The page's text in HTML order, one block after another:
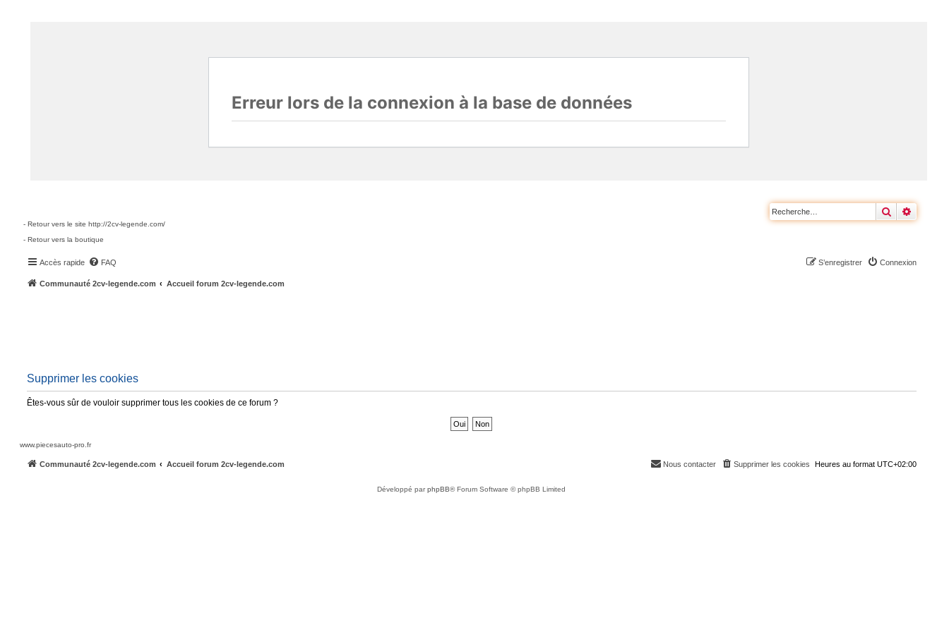
Rechercher
- Retour vers le site http://2cv-legende.com/
- Retour vers la boutique
Accès rapide FAQ Connexion
S’enregistrer
Communauté 2cv-legende.com Accueil forum 2cv-legende.com
Supprimer les cookies
Êtes-vous sûr de vouloir supprimer tous les cookies de ce forum ?
www.piecesauto-pro.fr
Communauté 2cv-legende.com Accueil forum 2cv-legende.com Heures au formatUTC+02:00
Supprimer les cookies
Nous contacter
Développé parphpBB® Forum Software © phpBB Limited